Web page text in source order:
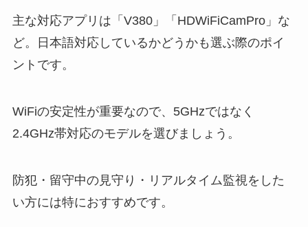
主な対応アプリは「V380」「HDWiFiCamPro」な
ど。日本語対応しているかどうかも選ぶ際のポイ
ントです。
WiFiの安定性が重要なので、5GHzではなく
2.4GHz帯対応のモデルを選びましょう。
防犯・留守中の見守り・リアルタイム監視をした
い方には特におすすめです。